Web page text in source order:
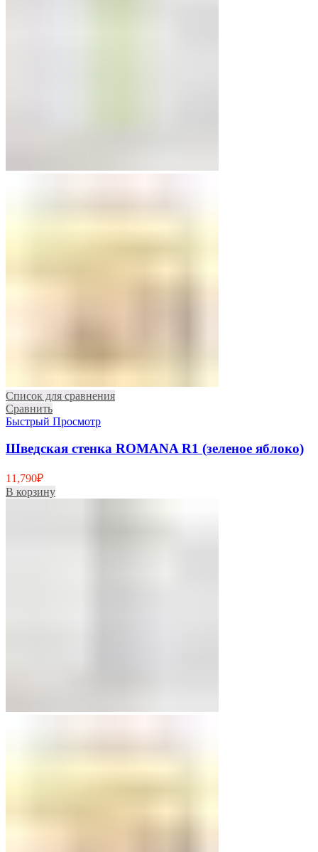
Список для сравнения
Сравнить
Быстрый Просмотр
Шведская стенка ROMANA R1 (зеленое яблоко)
11,790₽
В корзину